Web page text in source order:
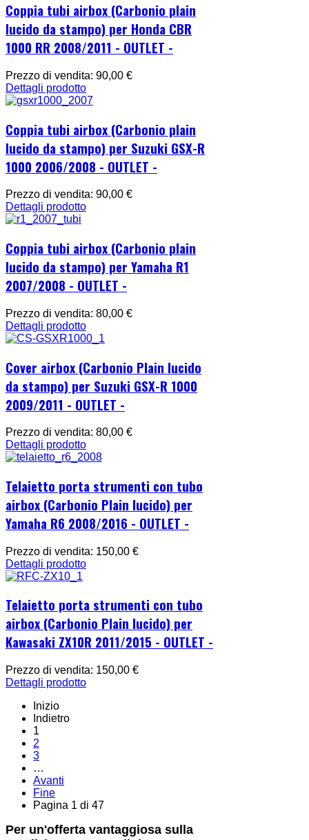
Coppia tubi airbox (Carbonio plain
lucido da stampo) per Honda CBR
1000 RR 2008/2011 - OUTLET -
Prezzo di vendita: 90,00 €
Dettagli prodotto
Coppia tubi airbox (Carbonio plain
lucido da stampo) per Suzuki GSX-R
1000 2006/2008 - OUTLET -
Prezzo di vendita: 90,00 €
Dettagli prodotto
Coppia tubi airbox (Carbonio plain
lucido da stampo) per Yamaha R1
2007/2008 - OUTLET -
Prezzo di vendita: 80,00 €
Dettagli prodotto
Cover airbox (Carbonio Plain lucido
da stampo) per Suzuki GSX-R 1000
2009/2011 - OUTLET -
Prezzo di vendita: 80,00 €
Dettagli prodotto
Telaietto porta strumenti con tubo
airbox (Carbonio Plain lucido) per
Yamaha R6 2008/2016 - OUTLET -
Prezzo di vendita: 150,00 €
Dettagli prodotto
Telaietto porta strumenti con tubo
airbox (Carbonio Plain lucido) per
Kawasaki ZX10R 2011/2015 - OUTLET -
Prezzo di vendita: 150,00 €
Dettagli prodotto
Inizio
Indietro
1
2
3
…
Avanti
Fine
Pagina 1 di 47
Per un'offerta vantaggiosa sulla